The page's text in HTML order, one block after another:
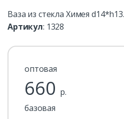
Ваза из стекла Химея
Артикул: 1328
оптовая
660 р.
базовая